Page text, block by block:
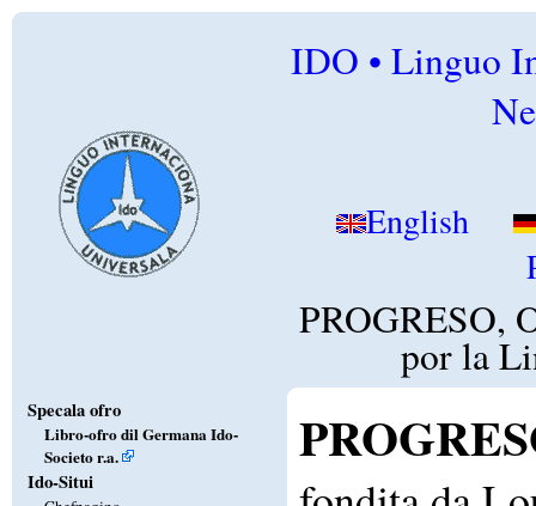
IDO • Linguo
English
PROGRESO,
por la
Specala ofro
Libro-ofro dil Germana Ido-
Societo r.a.
Ido-Situi